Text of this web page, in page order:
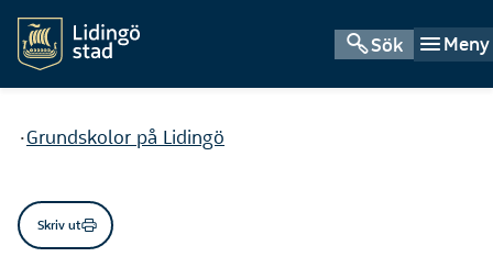
Sök Meny
Du är här:
Grundskolor på Lidingö
Skriv ut